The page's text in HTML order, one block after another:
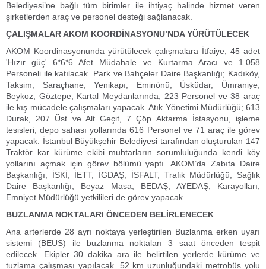
Belediyesi’ne bağlı tüm birimler ile ihtiyaç halinde hizmet veren
şirketlerden araç ve personel desteği sağlanacak.
ÇALIŞMALAR AKOM KOORDİNASYONU’NDA YÜRÜTÜLECEK
AKOM Koordinasyonunda yürütülecek çalışmalara İtfaiye, 45 adet
'Hızır güç' 6*6*6 Afet Müdahale ve Kurtarma Aracı ve 1.058
Personeli ile katılacak. Park ve Bahçeler Daire Başkanlığı; Kadıköy,
Taksim, Saraçhane, Yenikapı, Eminönü, Üsküdar, Ümraniye,
Beykoz, Göztepe, Kartal Meydanlarında; 223 Personel ve 38 araç
ile kış mücadele çalışmaları yapacak. Atık Yönetimi Müdürlüğü; 613
Durak, 207 Üst ve Alt Geçit, 7 Çöp Aktarma İstasyonu, işleme
tesisleri, depo sahası yollarında 616 Personel ve 71 araç ile görev
yapacak. İstanbul Büyükşehir Belediyesi tarafından oluşturulan 147
Traktör kar kürüme ekibi muhtarların sorumluluğunda kendi köy
yollarını açmak için görev bölümü yaptı. AKOM’da Zabıta Daire
Başkanlığı, İSKİ, İETT, İGDAŞ, İSFALT, Trafik Müdürlüğü, Sağlık
Daire Başkanlığı, Beyaz Masa, BEDAŞ, AYEDAŞ, Karayolları,
Emniyet Müdürlüğü yetkilileri de görev yapacak.
BUZLANMA NOKTALARI ÖNCEDEN BELİRLENECEK
Ana arterlerde 28 ayrı noktaya yerleştirilen Buzlanma erken uyarı
sistemi (BEUS) ile buzlanma noktaları 3 saat önceden tespit
edilecek. Ekipler 30 dakika ara ile belirtilen yerlerde kürüme ve
tuzlama çalışması yapılacak. 52 km uzunluğundaki metrobüs yolu